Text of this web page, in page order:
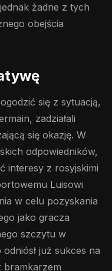
żadne z tych
obejścia
się z sytuacją,
zadziałali
się okazję. W
odpowiedników,
interesy z rosyjskimi
Luisowi
w celu pozyskania
jako gracza
szczytu w
już sukces na
bramkarzem